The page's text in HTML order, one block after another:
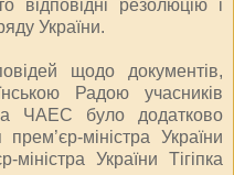
відповідні резолюцію і
України.
щодо документів,
Радою учасників
на ЧАЕС було додатково
міністра України
України Тігіпка